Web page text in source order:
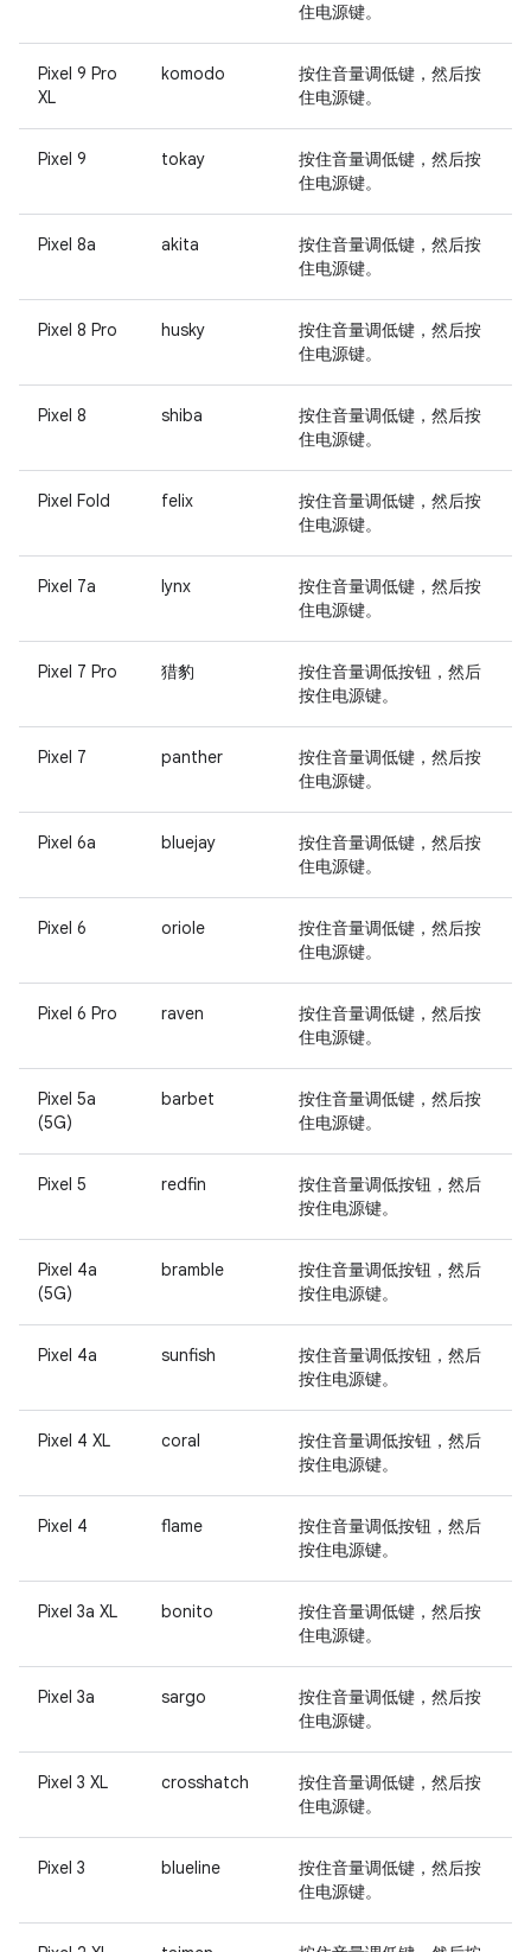
住电源键。
Pixel 9 Pro
XL
komodo 按住音量调低键 ，然后按
住电源键。
Pixel 9 tokay 按住音量调低键 ，然后按
住电源键。
Pixel 8a akita 按住音量调低键 ，然后按
住电源键。
Pixel 8 Pro husky 按住音量调低键 ，然后按
住电源键。
Pixel 8 shiba 按住音量调低键 ，然后按
住电源键。
Pixel Fold felix 按住音量调低键 ，然后按
住电源键。
Pixel 7a lynx 按住音量调低键 ，然后按
住电源键。
Pixel 7 Pro 猎豹 按住音量调低按钮 ，然后
按住电源键。
Pixel 7 panther 按住音量调低键 ，然后按
住电源键。
Pixel 6a bluejay 按住音量调低键 ，然后按
住电源键。
Pixel 6 oriole 按住音量调低键 ，然后按
住电源键。
Pixel 6 Pro raven 按住音量调低键 ，然后按
住电源键。
Pixel 5a
(5G)
barbet 按住音量调低键 ，然后按
住电源键。
Pixel 5 redfin 按住音量调低按钮 ，然后
按住电源键。
Pixel 4a
(5G)
bramble 按住音量调低按钮 ，然后
按住电源键。
Pixel 4a sunfish 按住音量调低按钮 ，然后
按住电源键。
Pixel 4 XL coral 按住音量调低按钮 ，然后
按住电源键。
Pixel 4 flame 按住音量调低按钮 ，然后
按住电源键。
Pixel 3a XL bonito 按住音量调低键 ，然后按
住电源键。
Pixel 3a sargo 按住音量调低键 ，然后按
住电源键。
Pixel 3 XL crosshatch 按住音量调低键 ，然后按
住电源键。
Pixel 3 blueline 按住音量调低键 ，然后按
住电源键。